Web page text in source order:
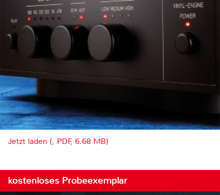
Jetzt laden (, PDF, 6.68 MB)
kostenloses Probeexemplar